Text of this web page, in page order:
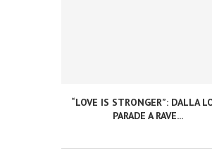
“LOVE IS STRONGER”: DALLA
PARADE A RAVE...